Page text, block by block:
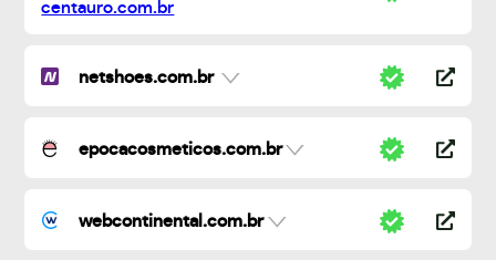
netshoes.com.br
epocacosmeticos.com.br
webcontinental.com.br